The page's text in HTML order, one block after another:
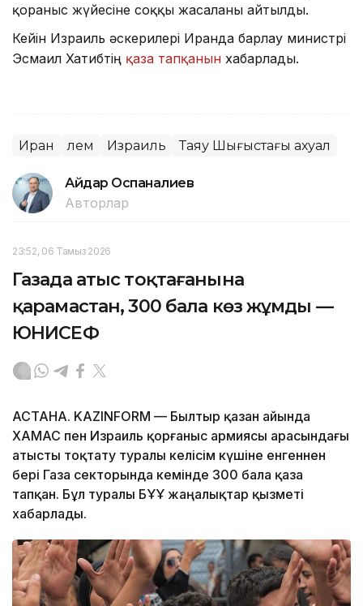
қорғаныс жүйесіне соққы жасалғаны айтылды.
Кейін Израиль әскерилері Иранда барлау министрі
Эсмаил Хатибтің қаза тапқанын хабарлады.
Иран Әлем Израиль Таяу Шығыстағы ахуал
Айдар Оспаналиев
Авторлар
23:52, 06 Тамыз 2026
Газада атыс тоқтағанына
қарамастан, 300 бала көз жұмды —
ЮНИСЕФ
АСТАНА. KAZINFORM — Былтыр қазан айында
ХАМАС пен Израиль қорғаныс армиясы арасындағы
атысты тоқтату туралы келісім күшіне енгеннен
бері Газа секторында кемінде 300 бала қаза
тапқан. Бұл туралы БҰҰ жаңалықтар қызметі
хабарлады.